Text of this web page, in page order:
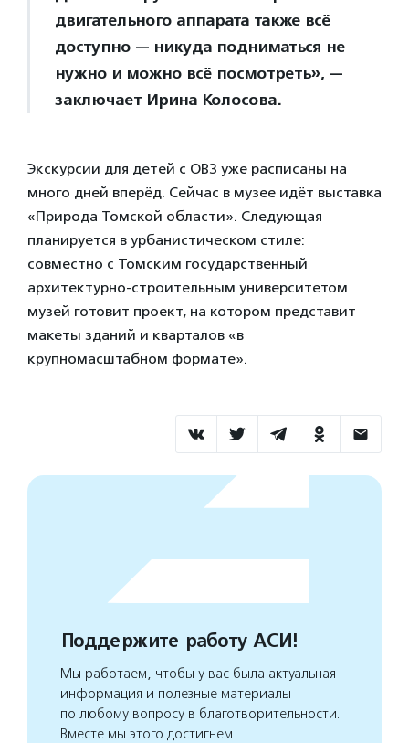
двигательного аппарата также всё
доступно — никуда подниматься не
нужно и можно всё посмотреть», —
заключает Ирина Колосова.
Экскурсии для детей с ОВЗ уже расписаны на
много дней вперёд. Сейчас в музее идёт выставка
«Природа Томской области». Следующая
планируется в урбанистическом стиле:
совместно с Томским государственный
архитектурно-строительным университетом
музей готовит проект, на котором представит
макеты зданий и кварталов «в
крупномасштабном формате».
Поддержите работу АСИ!
Мы работаем, чтобы у вас была актуальная
информация и полезные материалы
по любому вопросу в благотворительности.
Вместе мы этого достигнем